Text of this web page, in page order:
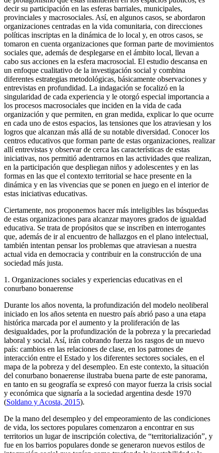
decir su participación en las esferas barriales, municipales,
provinciales y macrosociales. Así, en algunos casos, se abordaron
organizaciones centradas en la vida comunitaria, con direcciones
políticas inscriptas en la dinámica de lo local y, en otros casos, se
tomaron en cuenta organizaciones que forman parte de movimientos
sociales que, además de desplegarse en el ámbito local, llevan a
cabo sus acciones en la esfera macrosocial. El estudio descansa en
un enfoque cualitativo de la investigación social y combina
diferentes estrategias metodológicas, básicamente observaciones y
entrevistas en profundidad. La indagación se focalizó en la
singularidad de cada experiencia y le otorgó especial importancia a
los procesos macrosociales que inciden en la vida de cada
organización y que permiten, en gran medida, explicar lo que ocurre
en cada uno de estos espacios, las tensiones que los atraviesan y los
logros que alcanzan más allá de su notable diversidad. Conocer los
centros educativos que forman parte de estas organizaciones, realizar
allí entrevistas y observar de cerca las características de estas
iniciativas, nos permitió adentrarnos en las actividades que realizan,
en la participación que despliegan niños y adolescentes y en las
formas en las que el contexto territorial se hace presente en la
dinámica y en las vivencias que se ponen en juego en el interior de
estas iniciativas educativas.
Ciertamente, nos proponemos hacer más inteligibles las búsquedas
de estas organizaciones para alcanzar mayores grados de igualdad
educativa. Se trata de propósitos que se inscriben en interrogantes
que, además de ir al encuentro de hallazgos en el plano intelectual,
también intentan pensar los problemas que atraviesan a nuestra
actual vida en democracia y contribuir en la construcción de una
sociedad más justa.
1. Organizaciones sociales y experiencias educativas en el
conurbano bonaerense
Durante los años noventa, la profundización del modelo neoliberal
iniciado en los años setenta en nuestro país abrió paso a una etapa
histórica marcada por el aumento y la proliferación de las
desigualdades, por la profundización de la pobreza y la precariedad
laboral y social. Así, irán cobrando fuerza los rasgos de un nuevo
país: cambios en las relaciones de clase, en los patrones de
interacción entre el Estado y los diferentes sectores sociales, en el
mapa de la pobreza y del desempleo. En este contexto, la situación
del conurbano bonaerense ilustraba buena parte de este panorama,
en tanto en su geografía se expresó con mayor fuerza la crisis social
y económica que signaría a la sociedad argentina desde 1970
(Soldano y Acosta, 2015).
De la mano del desempleo y del empeoramiento de las condiciones
de vida, los sectores populares comenzaron a encontrar en sus
territorios un lugar de inscripción colectiva, de “territorialización”, y
fue en los barrios populares donde se generaron nuevos estilos de